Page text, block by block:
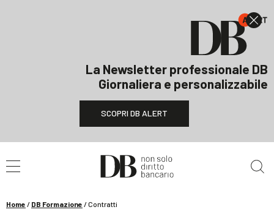
La Newsletter professionale DB
Giornaliera e personalizzabile
SCOPRI DB ALERT
Home / DB Formazione /Contratti